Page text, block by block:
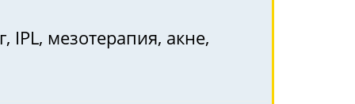
IPL, мезотерапия, акне,